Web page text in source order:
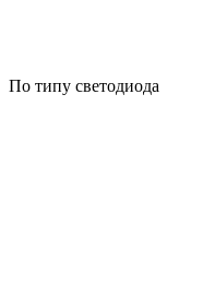
По типу светодиода